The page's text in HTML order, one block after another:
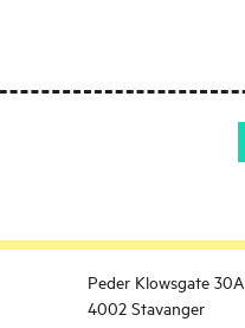
Peder Klowsgate 30A
4002 Stavanger